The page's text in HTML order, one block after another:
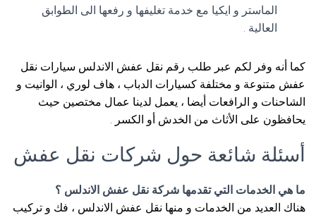
الماستر و ايكيا مع خدمة تغليفها و رفعها الى الطوابق
العالية .
كما أنه وفر لكم عبر طلب رقم نقل عفش الاندلس سيارات نقل
عفش متنوعة و مختلفة كسيارات الدباب ، هاف لوري ، الوانيت و
الشاحنات و الرافعات أيضا ، يعمل لدينا عمال مختصين حيث
يحافظون على الأثاث من الخدش أو الكسر .
أسئلة شائعة حول شركات نقل عفش
ما هي الخدمات التي تقدمها شركة نقل عفش الاندلس ؟
هناك العديد من الخدمات و منها نقل عفش الاندلس ، فك و تركيب